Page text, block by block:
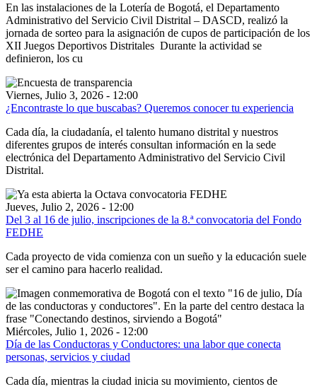
En las instalaciones de la Lotería de Bogotá, el Departamento
Administrativo del Servicio Civil Distrital – DASCD, realizó la
jornada de sorteo para la asignación de cupos de participación de los
XII Juegos Deportivos Distritales Durante la actividad se
definieron, los cu
Viernes, Julio 3, 2026 - 12:00
¿Encontraste lo que buscabas? Queremos conocer tu experiencia
Cada día, la ciudadanía, el talento humano distrital y nuestros
diferentes grupos de interés consultan información en la sede
electrónica del Departamento Administrativo del Servicio Civil
Distrital.
Jueves, Julio 2, 2026 - 12:00
Del 3 al 16 de julio, inscripciones de la 8.ª convocatoria del Fondo
FEDHE
Cada proyecto de vida comienza con un sueño y la educación suele
ser el camino para hacerlo realidad.
Miércoles, Julio 1, 2026 - 12:00
Día de las Conductoras y Conductores: una labor que conecta
personas, servicios y ciudad
Cada día, mientras la ciudad inicia su movimiento, cientos de